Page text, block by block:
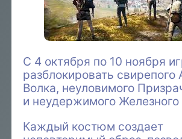
С 4 октября по 10 ноября
разблокировать свирепого
Волка, неуловимого
и неудержимого
Каждый костюм создает